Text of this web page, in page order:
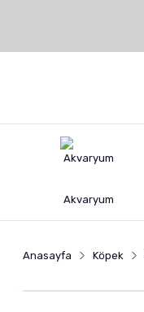
Akvaryum
Anasayfa Köpek